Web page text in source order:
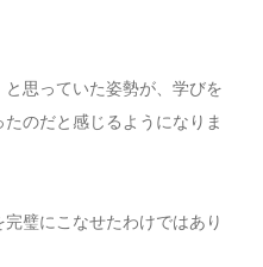
思っていた姿勢が、学びを
のだと感じるようになりま
璧にこなせたわけではあり